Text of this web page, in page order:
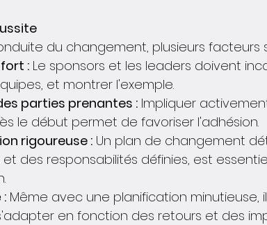
du changement, plusieurs facteurs
: Le sponsors et les leaders doivent
et montrer l'exemple.
parties prenantes : Impliquer
le début permet de favoriser l'adhésion.
rigoureuse : Un plan de changement
des responsabilités définies, est
Même avec une planification minutieuse,
en fonction des retours et des